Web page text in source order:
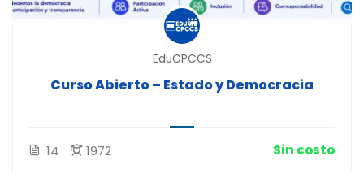
EduCPCCS
Curso Abierto – Estado y Democracia
14 1972 Sin costo